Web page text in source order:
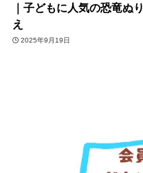
｜子どもに人気の恐竜ぬり
え
2025年9月19日